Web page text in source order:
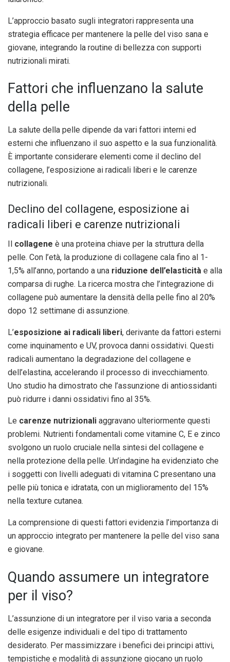
L’approccio basato sugli integratori rappresenta una
strategia efficace per mantenere la pelle del viso sana e
giovane, integrando la routine di bellezza con supporti
nutrizionali mirati.
Fattori che influenzano la salute
della pelle
La salute della pelle dipende da vari fattori interni ed
esterni che influenzano il suo aspetto e la sua funzionalità.
È importante considerare elementi come il declino del
collagene, l’esposizione ai radicali liberi e le carenze
nutrizionali.
Declino del collagene, esposizione ai
radicali liberi e carenze nutrizionali
collagene è una proteina chiave per la struttura della
pelle. Con l’età, la produzione di collagene cala fino al 1-
1,5% all’anno, portando a una riduzione dell’elasticità e alla
comparsa di rughe. La ricerca mostra che l’integrazione di
collagene può aumentare la densità della pelle fino al 20%
dopo 12 settimane di assunzione.
L’esposizione ai radicali liberi, derivante da fattori esterni
come inquinamento e UV, provoca danni ossidativi. Questi
radicali aumentano la degradazione del collagene e
dell’elastina, accelerando il processo di invecchiamento.
Uno studio ha dimostrato che l’assunzione di antiossidanti
può ridurre i danni ossidativi fino al 35%.
Le carenze nutrizionali aggravano ulteriormente questi
problemi. Nutrienti fondamentali come vitamine C, E e zinco
svolgono un ruolo cruciale nella sintesi del collagene e
nella protezione della pelle. Un’indagine ha evidenziato che
i soggetti con livelli adeguati di vitamina C presentano una
pelle più tonica e idratata, con un miglioramento del 15%
nella texture cutanea.
La comprensione di questi fattori evidenzia l’importanza di
un approccio integrato per mantenere la pelle del viso sana
e giovane.
Quando assumere un integratore
per il viso?
L’assunzione di un integratore per il viso varia a seconda
delle esigenze individuali e del tipo di trattamento
desiderato. Per massimizzare i benefici dei principi attivi,
tempistiche e modalità di assunzione giocano un ruolo